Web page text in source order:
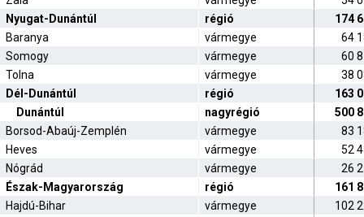
Nyugat-Dunántúl
régió
174
Baranya
vármegye
64
Somogy
vármegye
60
Tolna
vármegye
38
Dél-Dunántúl
régió
163
Dunántúl
nagyrégió
500
Borsod-Abaúj-Zemplén
vármegye
83
Heves
vármegye
52
Nógrád
vármegye
26
Észak-Magyarország
régió
161
Hajdú-Bihar
vármegye
102